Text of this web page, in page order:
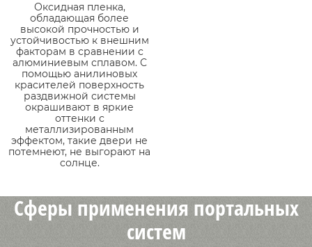
Оксидная пленка,
обладающая более
высокой прочностью и
устойчивостью к внешним
факторам в сравнении с
алюминиевым сплавом. С
помощью анилиновых
красителей поверхность
раздвижной системы
окрашивают в яркие
оттенки с
металлизированным
эффектом, такие двери не
потемнеют, не выгорают на
солнце.
Сферы применения портальных
систем